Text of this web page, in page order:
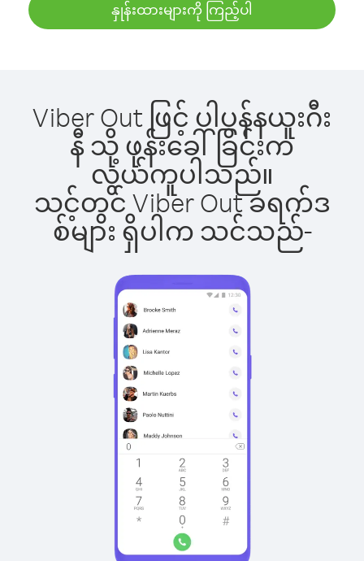
နှုန်းထားများကို ကြည့်ပါ
Viber Out ဖြင့် ပါပွန်နယူးဂီး
နီ သို့ ဖုန်းခေါ်ခြင်းက
လွယ်ကူပါသည်။
သင့်တွင် Viber Out ခရက်ဒ
စ်များ ရှိပါက သင်သည်-